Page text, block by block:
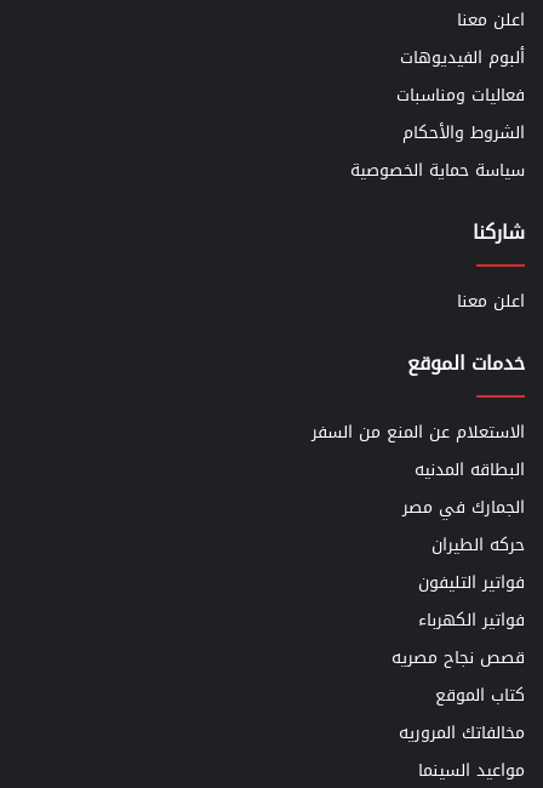
اعلن معنا
ألبوم الفيديوهات
فعاليات ومناسبات
الشروط والأحكام
سياسة حماية الخصوصية
شاركنا
اعلن معنا
خدمات الموقع
الاستعلام عن المنع من السفر
البطاقه المدنيه
الجمارك في مصر
حركه الطيران
فواتير التليفون
فواتير الكهرباء
قصص نجاح مصريه
كتاب الموقع
مخالفاتك المروريه
مواعيد السينما